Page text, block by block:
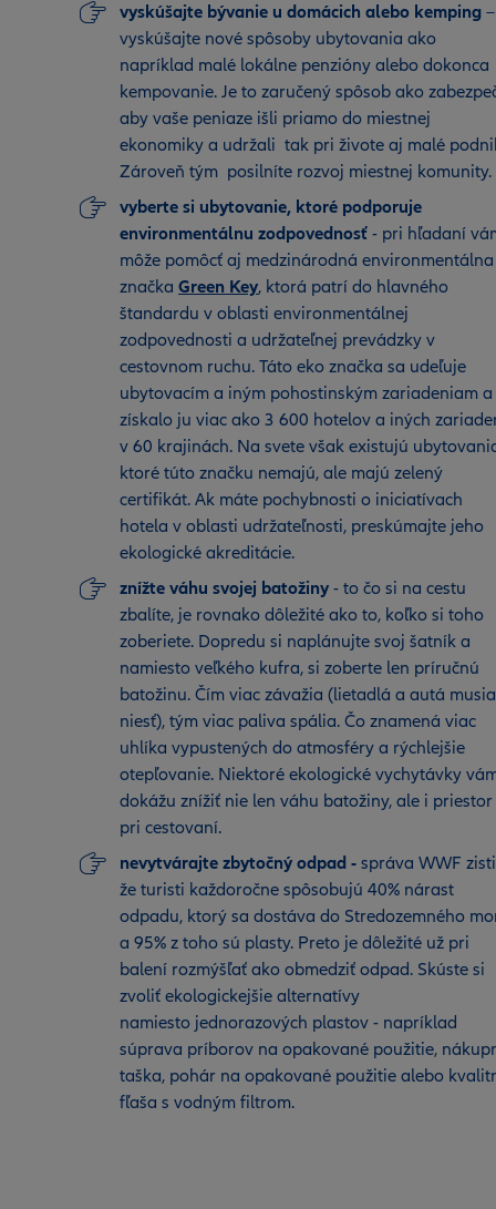
vyskúšajte bývanie u domácich alebo kemping –
vyskúšajte nové spôsoby ubytovania ako
napríklad malé lokálne penzióny alebo dokonca
kempovanie. Je to zaručený spôsob ako
aby vaše peniaze išli priamo do miestnej
ekonomiky a udržali tak pri živote aj malé
Zároveň tým posilníte rozvoj miestnej komunity.
vyberte si ubytovanie, ktoré podporuje
environmentálnu zodpovednosť - pri hľadaní
môže pomôcť aj medzinárodná environmentálna
značka Green Key, ktorá patrí do hlavného
štandardu v oblasti environmentálnej
zodpovednosti a udržateľnej prevádzky v
cestovnom ruchu. Táto eko značka sa udeľuje
ubytovacím a iným pohostinským zariadeniam a
získalo ju viac ako 3 600 hotelov a iných
v 60 krajinách. Na svete však existujú
ktoré túto značku nemajú, ale majú zelený
certifikát. Ak máte pochybnosti o iniciatívach
hotela v oblasti udržateľnosti, preskúmajte jeho
ekologické akreditácie.
znížte váhu svojej batožiny - to čo si na cestu
zbalíte, je rovnako dôležité ako to, koľko si toho
zoberiete. Dopredu si naplánujte svoj šatník a
namiesto veľkého kufra, si zoberte len príručnú
batožinu. Čím viac závažia (lietadlá a autá musia
niesť), tým viac paliva spália. Čo znamená viac
uhlíka vypustených do atmosféry a rýchlejšie
otepľovanie. Niektoré ekologické vychytávky
dokážu znížiť nie len váhu batožiny, ale i priestor
pri cestovaní.
nevytvárajte zbytočný odpad - správa WWF
že turisti každoročne spôsobujú 40% nárast
odpadu, ktorý sa dostáva do Stredozemného
a 95% z toho sú plasty. Preto je dôležité už pri
balení rozmýšľať ako obmedziť odpad. Skúste si
zvoliť ekologickejšie alternatívy
namiesto jednorazových plastov - napríklad
súprava príborov na opakované použitie,
taška, pohár na opakované použitie alebo
fľaša s vodným filtrom.